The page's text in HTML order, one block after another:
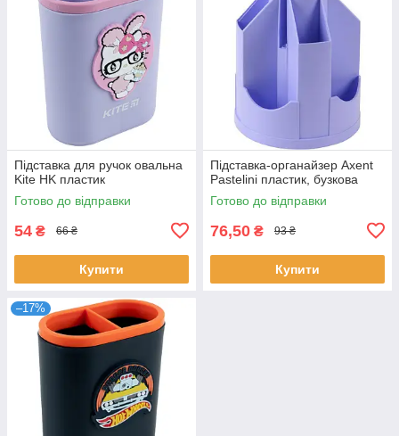
Підставка для ручок овальна
Kite HK пластик
Готово до відправки
54 ₴ 66 ₴
Купити
Підставка-органайзер Axent
Pastelini пластик, бузкова
Готово до відправки
76,50 ₴ 93 ₴
Купити
–17%